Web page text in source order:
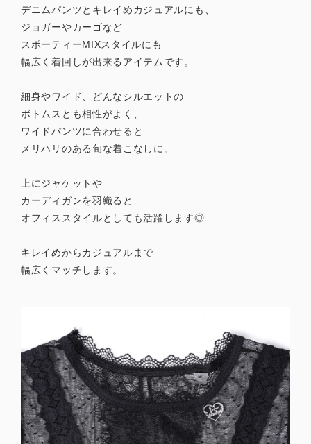
デニムパンツとキレイめカジュアルにも、
ジョガーやカーゴなど
スポーティーMIXスタイルにも
幅広く着回しが出来るアイテムです。
細身やワイド、どんなシルエットの
ボトムスとも相性がよく、
ワイドパンツに合わせると
メリハリのある旬な着こなしに。
上にジャケットや
カーディガンを羽織ると
オフィススタイルとしても活躍します◎
キレイめからカジュアルまで
幅広くマッチします。